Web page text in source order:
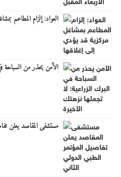
العواد: إلزام المطاعم
الأمن يحذر من السباحة
مستشفى المقاصد يعلن